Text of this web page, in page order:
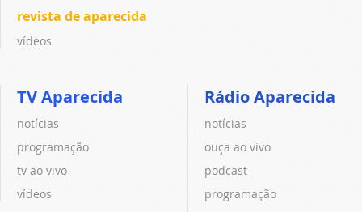
revista de aparecida
vídeos
TV Aparecida
notícias
programação
tv ao vivo
vídeos
Rádio Aparecida
notícias
ouça ao vivo
podcast
programação